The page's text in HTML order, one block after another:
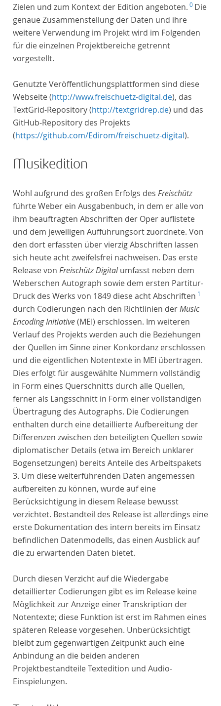
Zielen und zum Kontext der Edition angeboten. 0 Die
genaue Zusammenstellung der Daten und ihre
weitere Verwendung im Projekt wird im Folgenden
für die einzelnen Projektbereiche getrennt
vorgestellt.
Genutzte Veröffentlichungsplattformen sind diese
Webseite (http://www.freischuetz-digital.de), das
TextGrid-Repository (http://textgridrep.de) und das
GitHub-Repository des Projekts
(https://github.com/Edirom/freischuetz-digital).
Musikedition
Wohl aufgrund des großen Erfolgs des Freischütz
führte Weber ein Ausgabenbuch, in dem er alle von
ihm beauftragten Abschriften der Oper auflistete
und dem jeweiligen Aufführungsort zuordnete. Von
den dort erfassten über vierzig Abschriften lassen
sich heute acht zweifelsfrei nachweisen. Das erste
Release von Freischütz Digitalumfasst neben dem
Weberschen Autograph sowie dem ersten Partitur-
Druck des Werks von 1849 diese acht Abschriften 1
durch Codierungen nach den Richtlinien derMusic
Encoding Initiative(MEI) erschlossen. Im weiteren
Verlauf des Projekts werden auch die Beziehungen
der Quellen im Sinne einer Konkordanz erschlossen
und die eigentlichen Notentexte in MEI übertragen.
Dies erfolgt für ausgewählte Nummern vollständig
in Form eines Querschnitts durch alle Quellen,
ferner als Längsschnitt in Form einer vollständigen
Übertragung des Autographs. Die Codierungen
enthalten durch eine detaillierte Aufbereitung der
Differenzen zwischen den beteiligten Quellen sowie
diplomatischer Details (etwa im Bereich unklarer
Bogensetzungen) bereits Anteile des Arbeitspakets
3. Um diese weiterführenden Daten angemessen
aufbereiten zu können, wurde auf eine
Berücksichtigung in diesem Release bewusst
verzichtet. Bestandteil des Release ist allerdings eine
erste Dokumentation des intern bereits im Einsatz
befindlichen Datenmodells, das einen Ausblick auf
die zu erwartenden Daten bietet.
Durch diesen Verzicht auf die Wiedergabe
detaillierter Codierungen gibt es im Release keine
Möglichkeit zur Anzeige einer Transkription der
Notentexte; diese Funktion ist erst im Rahmen eines
späteren Release vorgesehen. Unberücksichtigt
bleibt zum gegenwärtigen Zeitpunkt auch eine
Anbindung an die beiden anderen
Projektbestandteile Textedition und Audio-
Einspielungen.